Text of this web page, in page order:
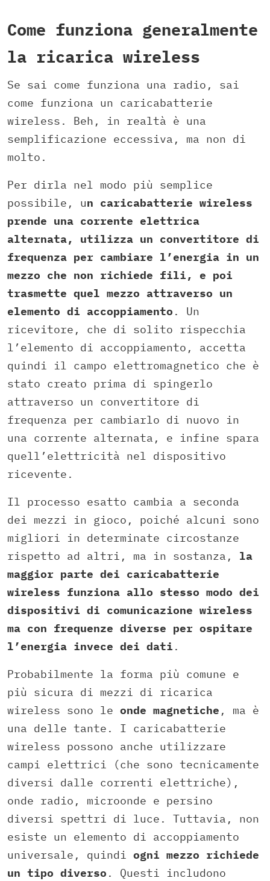
Come funziona generalmente
la ricarica wireless
Se sai come funziona una radio, sai
come funziona un caricabatterie
wireless. Beh, in realtà è una
semplificazione eccessiva, ma non di
molto.
Per dirla nel modo più semplice
possibile, un caricabatterie wireless
prende una corrente elettrica
alternata, utilizza un convertitore di
frequenza per cambiare l’energia in un
mezzo che non richiede fili, e poi
trasmette quel mezzo attraverso un
elemento di accoppiamento . Un
ricevitore, che di solito rispecchia
l’elemento di accoppiamento, accetta
quindi il campo elettromagnetico che è
stato creato prima di spingerlo
attraverso un convertitore di
frequenza per cambiarlo di nuovo in
una corrente alternata, e infine spara
quell’elettricità nel dispositivo
ricevente.
Il processo esatto cambia a seconda
dei mezzi in gioco, poiché alcuni sono
migliori in determinate circostanze
rispetto ad altri, ma in sostanza, la
maggior parte dei caricabatterie
wireless funziona allo stesso modo dei
dispositivi di comunicazione wireless
ma con frequenze diverse per ospitare
l’energia invece dei dati .
Probabilmente la forma più comune e
più sicura di mezzi di ricarica
wireless sono le onde magnetiche , ma è
una delle tante. I caricabatterie
wireless possono anche utilizzare
campi elettrici (che sono tecnicamente
diversi dalle correnti elettriche),
onde radio, microonde e persino
diversi spettri di luce. Tuttavia, non
esiste un elemento di accoppiamento
universale, quindi ogni mezzo richiede
un tipo diverso . Questi includono